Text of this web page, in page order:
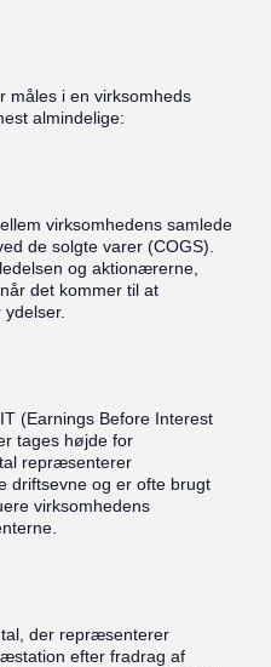
måles i en virksomheds
almindelige:
virksomhedens samlede
de solgte varer (COGS).
og aktionærerne,
det kommer til at
(Earnings Before Interest
tages højde for
repræsenterer
driftsevne og er ofte brugt
virksomhedens
der repræsenterer
efter fradrag af